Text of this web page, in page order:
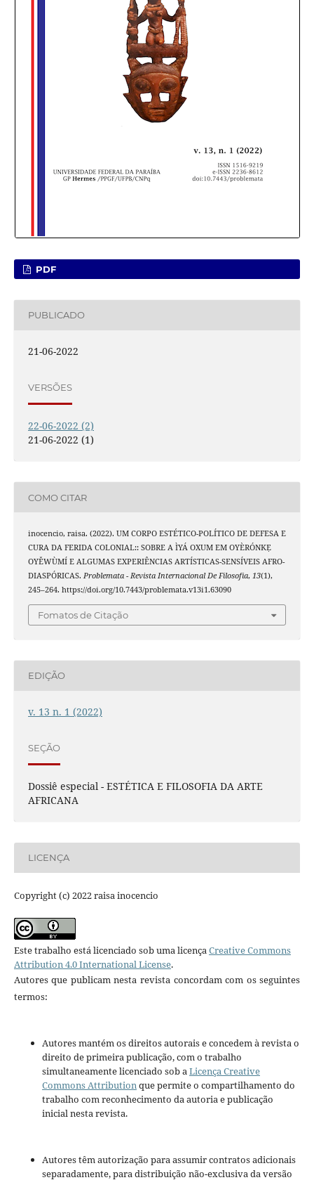
PDF
PUBLICADO
21-06-2022
VERSÕES
22-06-2022 (2)
21-06-2022 (1)
COMO CITAR
inocencio, raisa. (2022). UM CORPO ESTÉTICO-POLÍTICO DE DEFESA E
CURA DA FERIDA COLONIAL:: SOBRE A ÌYÁ OXUM EM OYÈRÓNKẸ
OYĚWÙMÍ E ALGUMAS EXPERIÊNCIAS ARTÍSTICAS-SENSÍVEIS AFRO-
DIASPÓRICAS. Problemata - Revista Internacional De Filosofia, 13(1),
245–264. https://doi.org/10.7443/problemata.v13i1.63090
Fomatos de Citação
EDIÇÃO
v. 13 n. 1 (2022)
SEÇÃO
Dossiê especial - ESTÉTICA E FILOSOFIA DA ARTE
AFRICANA
LICENÇA
Copyright (c) 2022 raisa inocencio
Este trabalho está licenciado sob uma licençaCreative Commons
Attribution 4.0 International License.
Autores que publicam nesta revista concordam com os seguintes
termos:
Autores mantém os direitos autorais e concedem à revista o
direito de primeira publicação, com o trabalho
simultaneamente licenciado sob aLicença Creative
Commons Attributionque permite o compartilhamento do
trabalho com reconhecimento da autoria e publicação
inicial nesta revista.
Autores têm autorização para assumir contratos adicionais
separadamente, para distribuição não-exclusiva da versão